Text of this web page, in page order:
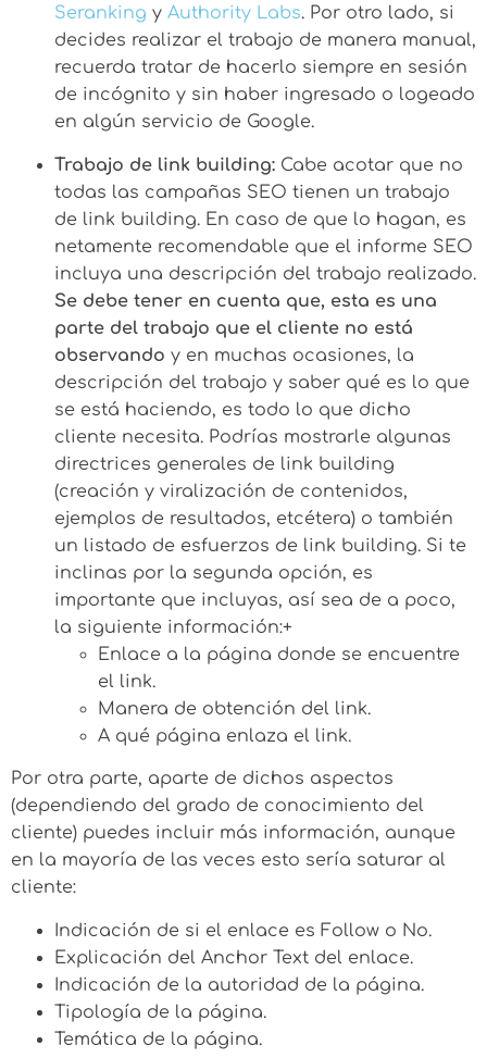
Seranking y Authority Labs. Por otro lado, si
decides realizar el trabajo de manera manual,
recuerda tratar de hacerlo siempre en sesión
de incógnito y sin haber ingresado o logeado
en algún servicio de Google.
Trabajo de link building: Cabe acotar que no
todas las campañas SEO tienen un trabajo
de link building. En caso de que lo hagan, es
netamente recomendable que el informe SEO
incluya una descripción del trabajo realizado.
Se debe tener en cuenta que, esta es una
parte del trabajo que el cliente no está
observando y en muchas ocasiones, la
descripción del trabajo y saber qué es lo que
se está haciendo, es todo lo que dicho
cliente necesita. Podrías mostrarle algunas
directrices generales de link building
(creación y viralización de contenidos,
ejemplos de resultados, etcétera) o también
un listado de esfuerzos de link building. Si te
inclinas por la segunda opción, es
importante que incluyas, así sea de a poco,
la siguiente información:+
Enlace a la página donde se encuentre
el link.
Manera de obtención del link.
A qué página enlaza el link.
Por otra parte, aparte de dichos aspectos
(dependiendo del grado de conocimiento del
cliente) puedes incluir más información, aunque
en la mayoría de las veces esto sería saturar al
cliente:
Indicación de si el enlace es Follow o No.
Explicación del Anchor Text del enlace.
Indicación de la autoridad de la página.
Tipología de la página.
Temática de la página.